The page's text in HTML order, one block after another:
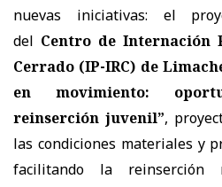
nuevas iniciativas: el
del Centro de Internación
Cerrado (IP-IRC) de
en movimiento:
reinserción juvenil”,
las condiciones materiales y
facilitando la reinserción